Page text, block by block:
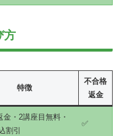
方
特徴
不合格
返金
金・2講座目無料・
割引
✅